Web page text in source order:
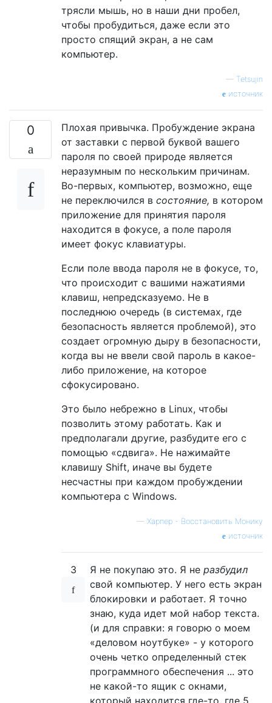
трясли мышь, но в наши дни пробел,
чтобы пробудиться, даже если это
просто спящий экран, а не сам
компьютер.
— Tetsujin
источник
0
Плохая привычка. Пробуждение экрана
от заставки с первой буквой вашего
пароля по своей природе является
неразумным по нескольким причинам.
Во-первых, компьютер, возможно, еще
не переключился в состояние, в котором
приложение для принятия пароля
находится в фокусе, а поле пароля
имеет фокус клавиатуры.
Если поле ввода пароля не в фокусе, то,
что происходит с вашими нажатиями
клавиш, непредсказуемо. Не в
последнюю очередь (в системах, где
безопасность является проблемой), это
создает огромную дыру в безопасности,
когда вы не ввели свой пароль в какое-
либо приложение, на которое
сфокусировано.
Это было небрежно в Linux, чтобы
позволить этому работать. Как и
предполагали другие, разбудите его с
помощью «сдвига». Не нажимайте
клавишу Shift, иначе вы будете
несчастны при каждом пробуждении
компьютера с Windows.
— Харпер - Восстановить Монику
источник
3 Я не покупаю это. Я не разбудил
свой компьютер. У него есть экран
блокировки и работает. Я точно
знаю, куда идет мой набор текста.
(и для справки: я говорю о моем
«деловом ноутбуке» - у которого
очень четко определенный стек
программного обеспечения ... это
не какой-то ящик с окнами,
который находится где-то, где 5